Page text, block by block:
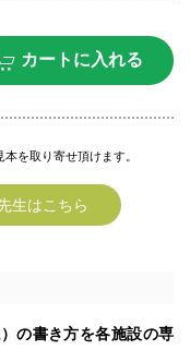
を取り寄せ頂けます。
生はこちら
の書き方を各施設の専